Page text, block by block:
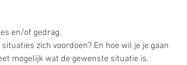
en/of gedrag.
zich voordoen? En hoe wil je je gaan
mogelijk wat de gewenste situatie is.